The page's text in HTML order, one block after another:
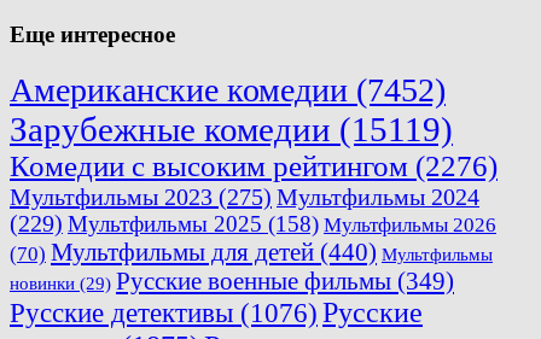
Еще интересное
Американские комедии (7452)
Зарубежные комедии (15119)
Комедии с высоким рейтингом (2276)
Мультфильмы 2023 (275) Мультфильмы 2024
(229) Мультфильмы 2025 (158) Мультфильмы 2026
(70) Мультфильмы для детей (440) Мультфильмы
новинки (29) Русские военные фильмы (349)
Русские детективы (1076)Русские